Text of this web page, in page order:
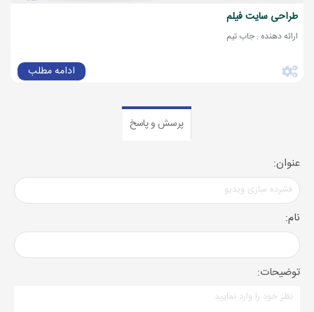
طراحی سایت فیلم
ارائه دهنده : جاب تیم
ادامه مطلب
پرسش و پاسخ
عنوان:
نام:
توضیحات: